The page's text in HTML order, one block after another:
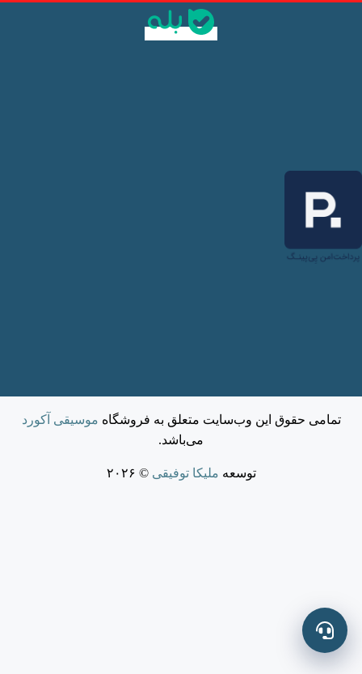
تمامی حقوق این وب‌سایت متعلق به فروشگاهموسیقی آکورد
می‌باشد.
توسعهملیکا توفیقی © ۲۰۲۶